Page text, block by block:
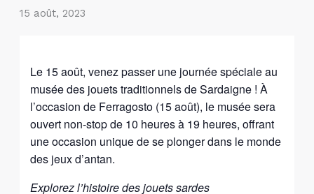
15 août, 2023
Le 15 août, venez passer une journée spéciale au
musée des jouets traditionnels de Sardaigne ! À
l’occasion de Ferragosto (15 août), le musée sera
ouvert non-stop de 10 heures à 19 heures, offrant
une occasion unique de se plonger dans le monde
des jeux d’antan.
Explorez l’histoire des jouets sardes